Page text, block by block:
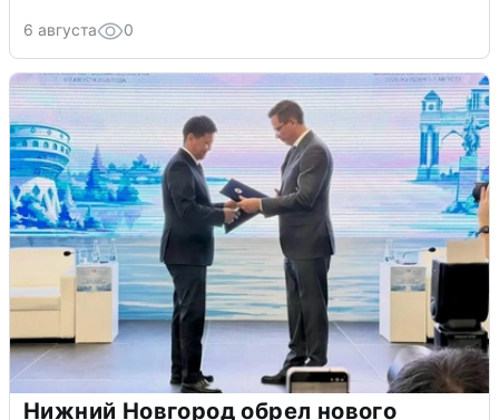
6 августа 0
Нижний Новгород обрел нового